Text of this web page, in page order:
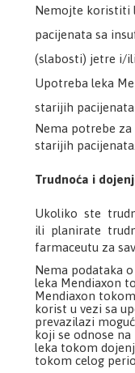
Nemojte koristiti
pacijenata sa
(slabosti) jetre i/ili
Upotreba leka
starijih pacijenata
Nema potrebe
starijih pacijenata.
Trudnoća i
Ukoliko ste
ili planirate
farmaceutu za
Nema podataka
leka Mendiaxon
Mendiaxon
korist u vezi sa
prevazilazi
koji se odnose
leka tokom
tokom celog